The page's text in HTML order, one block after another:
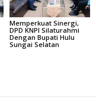
Memperkuat Sinergi,
DPD KNPI Silaturahmi
Dengan Bupati Hulu
Sungai Selatan